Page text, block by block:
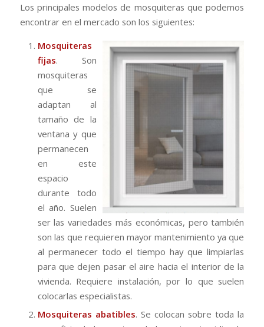
Los principales modelos de mosquiteras que podemos
encontrar en el mercado son los siguientes:
Mosquiteras
fijas. Son
mosquiteras
que se
adaptan al
tamaño de la
ventana y que
permanecen
en este
espacio
durante todo
el año. Suelen
ser las variedades más económicas, pero también
son las que requieren mayor mantenimiento ya que
al permanecer todo el tiempo hay que limpiarlas
para que dejen pasar el aire hacia el interior de la
vivienda. Requiere instalación, por lo que suelen
colocarlas especialistas.
Mosquiteras abatibles. Se colocan sobre toda la